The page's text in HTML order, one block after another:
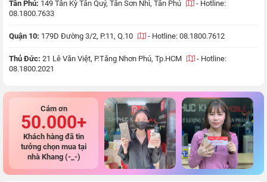
Tân Phú: 149 Tân Kỳ Tân Quý, Tân Sơn Nhì, Tân Phú - Hotline:
08.1800.7633
Quận 10: 179D Đường 3/2, P.11, Q.10 - Hotline: 08.1800.7612
Thủ Đức: 21 Lê Văn Việt, P.Tăng Nhơn Phú, Tp.HCM - Hotline:
08.1800.2021
Cám ơn
50.000+
Khách hàng đã tin
tưởng chọn mua tại
nhà Khang (-_-)